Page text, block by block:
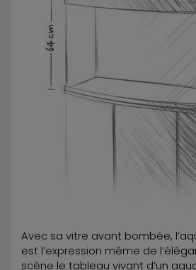
Avec sa vitre avant bombée,
est l’expression même de
scène le tableau vivant d’un